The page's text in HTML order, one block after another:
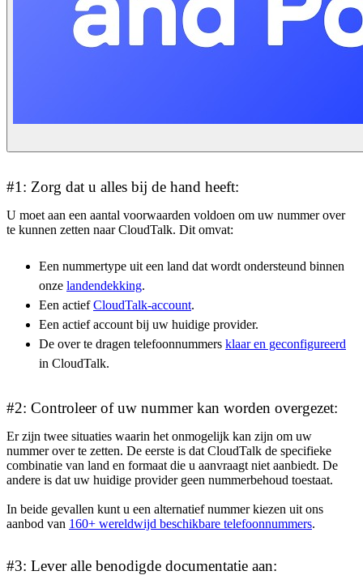
#1: Zorg dat u alles bij de hand heeft:
U moet aan een aantal voorwaarden voldoen om uw nummer over
te kunnen zetten naar CloudTalk. Dit omvat:
Een nummertype uit een land dat wordt ondersteund binnen
onze landendekking.
Een actiefCloudTalk-account.
Een actief account bij uw huidige provider.
De over te dragen telefoonnummers klaar en geconfigureerd
in CloudTalk.
#2: Controleer of uw nummer kan worden overgezet:
Er zijn twee situaties waarin het onmogelijk kan zijn om uw
nummer over te zetten. De eerste is dat CloudTalk de specifieke
combinatie van land en formaat die u aanvraagt niet aanbiedt. De
andere is dat uw huidige provider geen nummerbehoud toestaat.
In beide gevallen kunt u een alternatief nummer kiezen uit ons
aanbod van 160+ wereldwijd beschikbare telefoonnummers.
#3: Lever alle benodigde documentatie aan: